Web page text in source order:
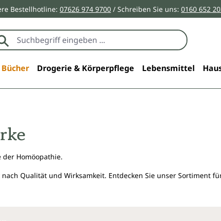
Bestellhotline: 07626 974 9700 / Schreiben Sie uns: 0160 652
Bücher Drogerie & Körperpflege Lebensmittel
der Homöopathie.
Qualität und Wirksamkeit. Entdecken Sie unser Sortiment